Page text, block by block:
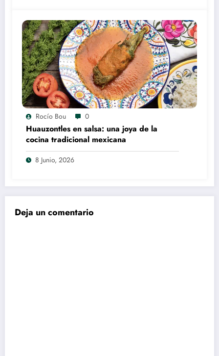
Rocío Bou 0
Huauzontles en salsa: una joya de la
cocina tradicional mexicana
8 Junio, 2026
Deja un comentario